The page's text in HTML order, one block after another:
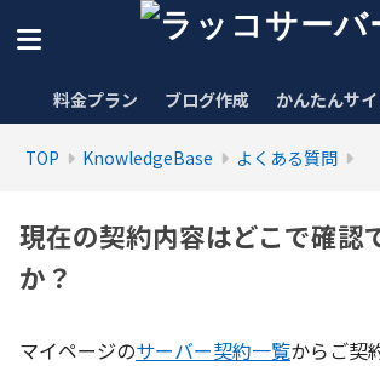
料金プラン ブログ作成 かんたんサ
TOP KnowledgeBase よくある質問
現在の契約内容はどこで確認
か？
マイページのサーバー契約一覧からご契